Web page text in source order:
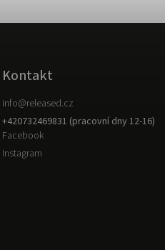
Kontakt
info@released.cz
+420732469831 (pracovní dny 12-16)
Facebook
Instagram